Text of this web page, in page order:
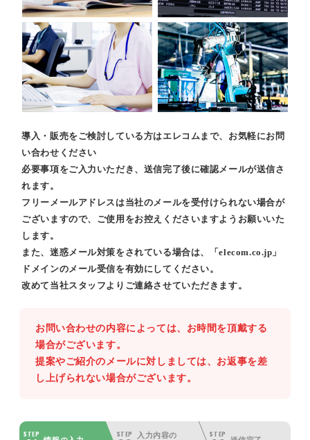
導入・販売をご検討している方はエレコムまで、お気軽にお問
い合わせください
必要事項をご入力いただき、送信完了後に確認メールが送信さ
れます。
フリーメールアドレスは当社のメールを受付けられない場合が
ございますので、ご使用をお控えくださいますようお願いいた
します。
また、迷惑メール対策をされている場合は、「elecom.co.jp」
ドメインのメール受信を有効にしてください。
改めて当社スタッフよりご連絡させていただきます。
お問い合わせの内容によっては、お時間を頂戴する
場合がございます。
提案やご紹介のメールに対しましては、お返事を差
し上げられない場合がございます。
STEP STEP
入力内容の
STEP